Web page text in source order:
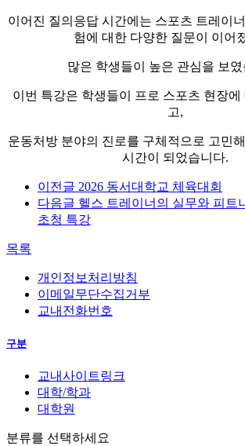
이어진 질의응답 시간에는 스포츠 트레이
험에 대한 다양한 질문이 이어
많은 학생들이 높은 관심을 보
이번 특강은 학생들이 프로 스포츠 현장에
고,
운동처방 분야의 진로를 구체적으로 고민
시간이 되었습니다.
이전글 2026 동서대학교 체육대회
다음글 헬스 트레이너의 실무와 피트
초청 특강
목록
개인정보처리방침
이메일무단수집거부
교내전화번호
구분
교내사이트링크
대학/학과
대학원
분류를 선택하세요